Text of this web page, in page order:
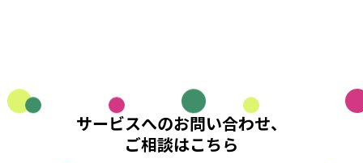
サービスへのお問い合わせ、
ご相談はこちら